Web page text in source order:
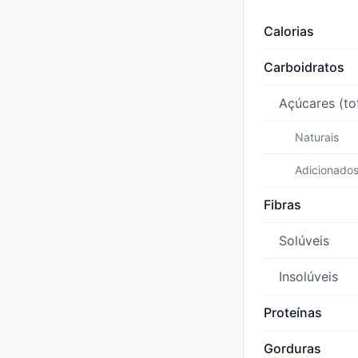
Calorias
Carboidratos
Açúcares
Naturais
Adicionados
Fibras
Solúveis
Insolúveis
Proteínas
Gorduras